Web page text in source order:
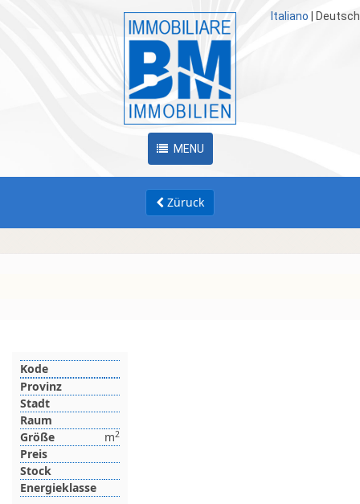
Italiano Deutsch
MENU
Züruck
Kode
Provinz
Stadt
Raum
Größe
m2
Preis
Stock
Energieklasse